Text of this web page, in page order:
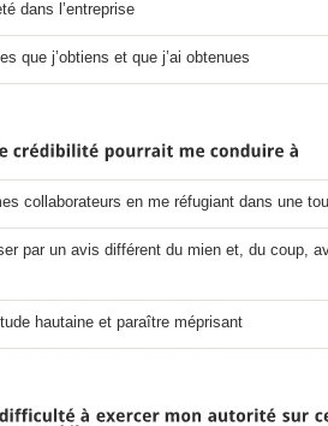
dans l’entreprise
que j’obtiens et que j’ai obtenues
collaborateurs en me réfugiant dans une
par un avis différent du mien et, du coup,
hautaine et paraître méprisant